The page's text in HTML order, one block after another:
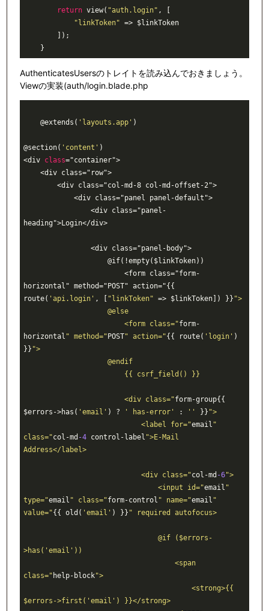
return view( "auth.login" , [
"linkToken" => $linkToken
AuthenticatesUsersのトレイトを読み込んでおきましょう。
Viewの実装(auth/login.blade.php
    @extends(
'layouts.app' )
@section( 'content' )
<div class="container">
    <
div class=" row">
        <
div class="col -md -8 col -md -offset -2">
            <
div class="panel panel -default ">
                <
div class="panel -
heading">Login</div>
                <
div class="panel - body">
                    @
if(!empty($linkToken))
                        <
form class="form-
horizontal " method=" POST" action="{{
route( 'api.login' , [ "linkToken" => $linkToken]) }} ">
                        <form class="
form-
horizontal " method=" POST" action="{{ route( 'login' )
}} ">
                        <div class="
form-group{{
$errors->has( 'email' ) ? ' has-error' : '' }} ">
                            <label for="
email "
class="col-md -4 control-label ">E-Mail
Address</label>
                            <div class="
col-md -6">
                                <input id="
email "
type="email " class="form-control " name="email "
value="{{ old( 'email' ) }} " required autofocus>
>has('email'))
class=" help-block">
$errors->first('email') }}</strong>